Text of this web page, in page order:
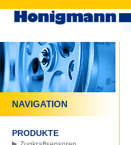
NAVIGATION
PRODUKTE